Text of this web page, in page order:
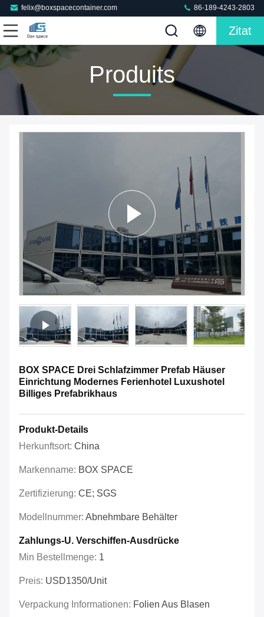
felix@boxspacecontainer.com 86-189-4243-2803
Zitat
Produits
BOX SPACE Drei Schlafzimmer Prefab Häuser
Einrichtung Modernes Ferienhotel Luxushotel
Billiges Prefabrikhaus
Produkt-Details
Herkunftsort: China
Markenname: BOX SPACE
Zertifizierung: CE; SGS
Modellnummer: Abnehmbare Behälter
Zahlungs-U. Verschiffen-Ausdrücke
Min Bestellmenge: 1
Preis: USD1350/unit
Verpackung Informationen: Folien Aus Blasen